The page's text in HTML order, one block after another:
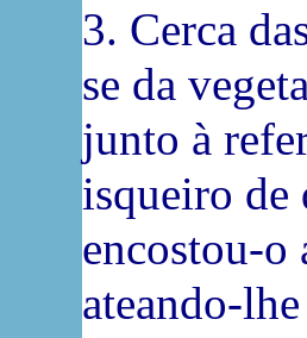
3. Cerca
se da
junto à
isqueiro de
encostou-o
ateando-